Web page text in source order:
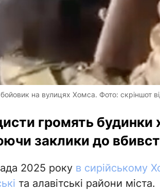
бойовик на вулицях Хомса. Фото: скріншот
громять будинки
заклики до
2025 року в сирійському
та алавітські райони міста.